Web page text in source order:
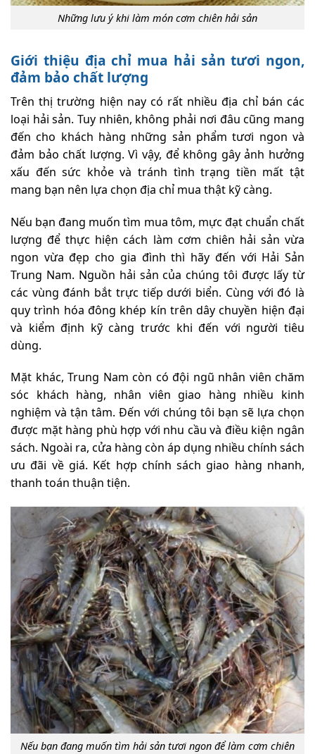
Những lưu ý khi làm món cơm chiên hải sản
Giới thiệu địa chỉ mua hải sản tươi ngon,
đảm bảo chất lượng
Trên thị trường hiện nay có rất nhiều địa chỉ bán các
loại hải sản. Tuy nhiên, không phải nơi đâu cũng mang
đến cho khách hàng những sản phẩm tươi ngon và
đảm bảo chất lượng. Vì vậy, để không gây ảnh hưởng
xấu đến sức khỏe và tránh tình trạng tiền mất tật
mang bạn nên lựa chọn địa chỉ mua thật kỹ càng.
Nếu bạn đang muốn tìm mua tôm, mực đạt chuẩn chất
lượng để thực hiện cách làm cơm chiên hải sản vừa
ngon vừa đẹp cho gia đình thì hãy đến với Hải Sản
Trung Nam. Nguồn hải sản của chúng tôi được lấy từ
các vùng đánh bắt trực tiếp dưới biển. Cùng với đó là
quy trình hóa đông khép kín trên dây chuyền hiện đại
và kiểm định kỹ càng trước khi đến với người tiêu
dùng.
Mặt khác, Trung Nam còn có đội ngũ nhân viên chăm
sóc khách hàng, nhân viên giao hàng nhiều kinh
nghiệm và tận tâm. Đến với chúng tôi bạn sẽ lựa chọn
được mặt hàng phù hợp với nhu cầu và điều kiện ngân
sách. Ngoài ra, cửa hàng còn áp dụng nhiều chính sách
ưu đãi về giá. Kết hợp chính sách giao hàng nhanh,
thanh toán thuận tiện.
Nếu bạn đang muốn tìm hải sản tươi ngon để làm cơm chiên